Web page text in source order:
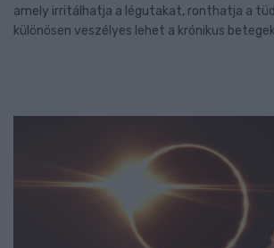
amely irritálhatja a légutakat, ronthatja a
különösen veszélyes lehet a krónikus